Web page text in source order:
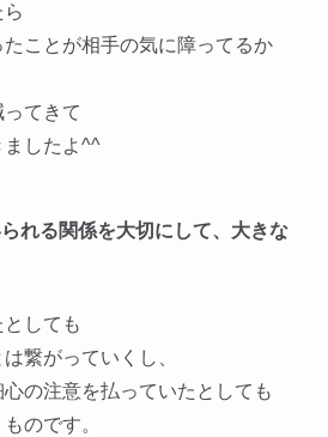
ことが相手の気に障ってるか
てきて
ましたよ^^
れる関係を大切にして、大きな
しても
繋がっていくし、
の注意を払っていたとしても
のです。